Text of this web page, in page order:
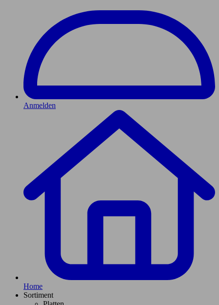
Anmelden
Home
Sortiment